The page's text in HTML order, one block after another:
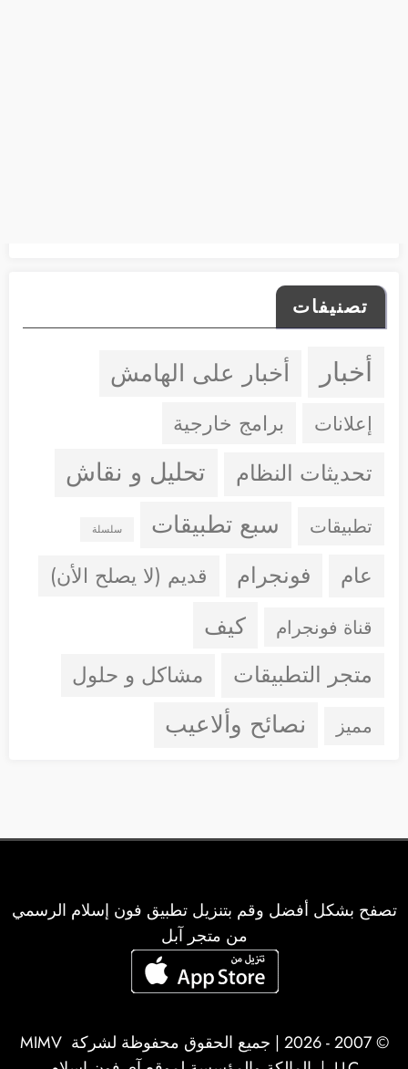
تصنيفات
أخبار أخبار على الهامش
إعلانات برامج خارجية
تحديثات النظام تحليل و نقاش
تطبيقات سبع تطبيقات سلسلة
عام فونجرام قديم (لا يصلح الأن)
قناة فونجرام كيف
متجر التطبيقات مشاكل و حلول
مميز نصائح وألاعيب
تصفح بشكل أفضل وقم بتنزيل تطبيق فون إسلام الرسمي
من متجر آبل
© 2007 - 2026 | جميع الحقوق محفوظة لشركة
MIMV